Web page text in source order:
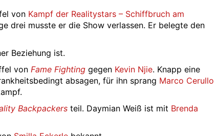
von Kampf der Realitystars – Schiffbruch am
drei musste er die Show verlassen. Er belegte den
Beziehung ist.
von Fame Fighting gegen Kevin Njie. Knapp eine
absagen, für ihn sprang Marco Cerullo
Backpackers teil. Daymian Weiß ist mit Brenda